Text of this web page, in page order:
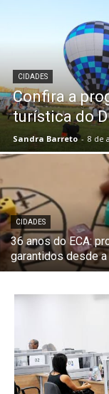
CIDADES
Confira a
turística do
Sandra Barreto - 8 de
CIDADES
36 anos do ECA:
garantidos desde